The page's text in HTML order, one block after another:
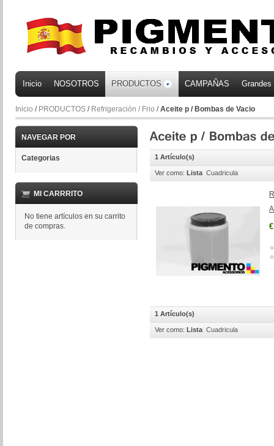
Inicio NOSOTROS PRODUCTOS CAMPAÑAS
Inicio / PRODUCTOS / Refrigeración / Frio /Aceite p / Bombas de Vacio
NAVEGAR POR
Categorias
MI CARRRITO
No tiene artículos en su carrito
de compras.
1 Artículo(s)
Ver como: Lista Cuadricula
1 Artículo(s)
Ver como: Lista Cuadricula